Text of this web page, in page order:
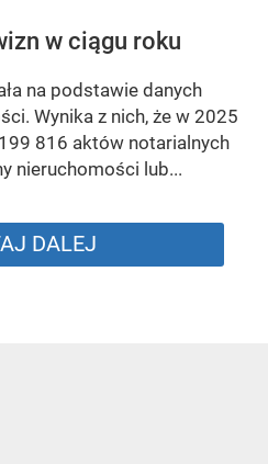
w ciągu roku
na podstawie danych
Wynika z nich, że w 2025
816 aktów notarialnych
nieruchomości lub...
DALEJ